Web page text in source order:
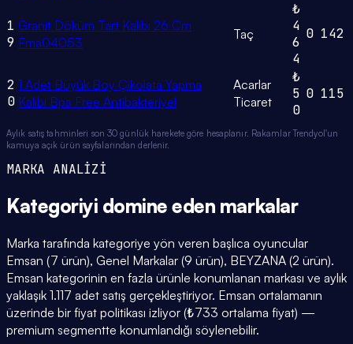
1
9
Granit Döküm Tart Kalıbı 26 Cm
Fma04053
Taç
₺
4
6
4
0 142
2
0
1 Adet Büyük Boy Çikolata Yapma
Kalıbı Bpa Free Antibakteriyel
Acarlar
Ticaret
₺
5
0
0 115
Aylık satış tahminleri son 30 günlük harekete göre hesaplanır. Rakamlar Trendyol'un
kamuya açık ürün sayfalarından derlenir.
MARKA ANALİZİ
Kategoriyi domine eden markalar
Marka tarafında kategoriye yön veren başlıca oyuncular
Emsan (7 ürün), Genel Markalar (9 ürün), BEYZANA (2 ürün).
Emsan kategorinin en fazla ürünle konumlanan markası ve aylık
yaklaşık 1.117 adet satış gerçekleştiriyor. Emsan ortalamanın
üzerinde bir fiyat politikası izliyor (₺733 ortalama fiyat) —
premium segmentte konumlandığı söylenebilir.